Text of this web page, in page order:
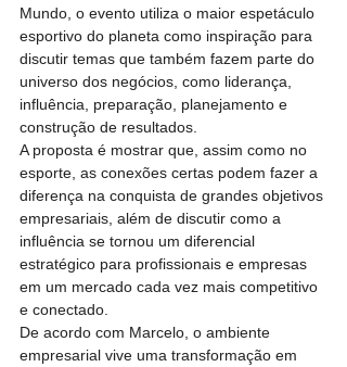
Mundo, o evento utiliza o maior espetáculo
esportivo do planeta como inspiração para
discutir temas que também fazem parte do
universo dos negócios, como liderança,
influência, preparação, planejamento e
construção de resultados.
A proposta é mostrar que, assim como no
esporte, as conexões certas podem fazer a
diferença na conquista de grandes objetivos
empresariais, além de discutir como a
influência se tornou um diferencial
estratégico para profissionais e empresas
em um mercado cada vez mais competitivo
e conectado.
De acordo com Marcelo, o ambiente
empresarial vive uma transformação em